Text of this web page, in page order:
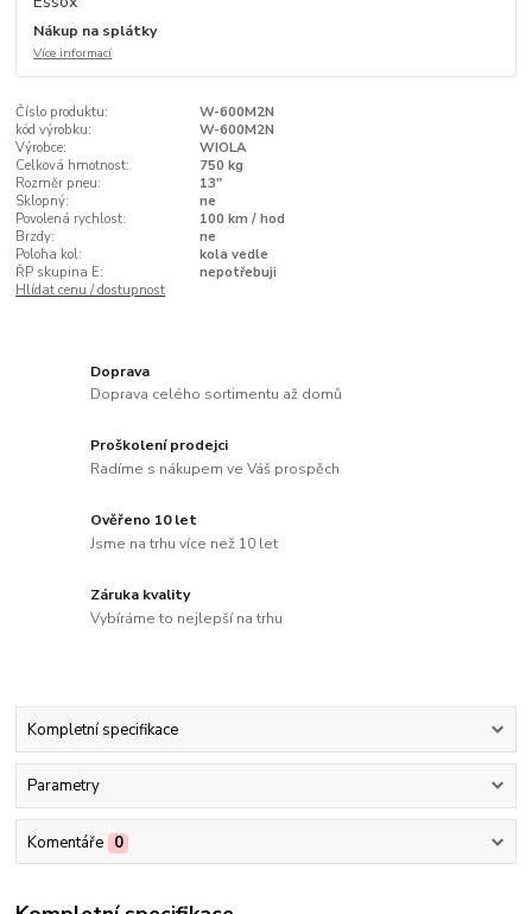
Nákup na splátky
Více informací
Číslo produktu:
W-600M2N
kód výrobku:
W-600M2N
Výrobce:
WIOLA
Celková hmotnost:
750 kg
Rozměr pneu:
13"
Sklopný:
ne
Povolená rychlost:
100 km / hod
Brzdy:
ne
Poloha kol:
kola vedle
ŘP skupina E:
nepotřebuji
Hlídat cenu / dostupnost
Doprava
Doprava celého sortimentu až domů
Proškolení prodejci
Radíme s nákupem ve Váš prospěch
Ověřeno 10 let
Jsme na trhu více než 10 let
Záruka kvality
Vybíráme to nejlepší na trhu
Kompletní specifikace
Parametry
Komentáře 0